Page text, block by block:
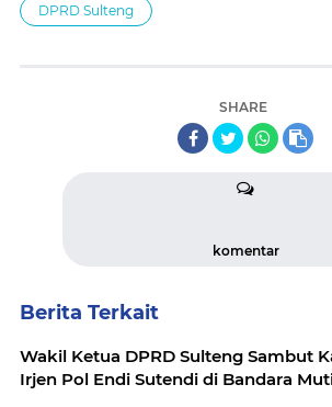
DPRD Sulteng
SHARE
komentar
Berita Terkait
Wakil Ketua DPRD Sulteng Sambut
Irjen Pol Endi Sutendi di Bandara